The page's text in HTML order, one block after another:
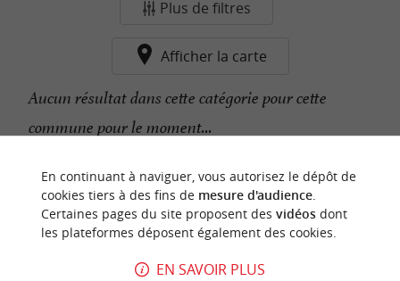
Plus de filtres
Afficher la carte
Aucun résultat dans cette catégorie pour cette
commune pour le moment...
n
o
t
r
e
c
o
u
p
d
e
c
o
e
u
r
En continuant à naviguer, vous autorisez le dépôt de
cookies tiers à des fins de mesure d'audience.
Certaines pages du site proposent des vidéosdont
les plateformes déposent également des cookies.
EN SAVOIR PLUS